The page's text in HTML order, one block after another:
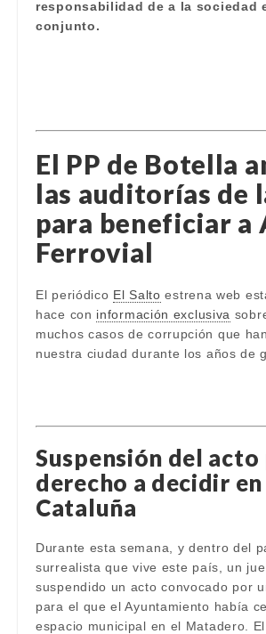
responsabilidad de a la sociedad
conjunto.
El PP de Botella
las auditorías de
para beneficiar a
Ferrovial
El periódico El Salto estrena web
hace con información exclusiva
muchos casos de corrupción que
nuestra ciudad durante los años de
Suspensión del
derecho a decidir en
Cataluña
Durante esta semana, y dentro del
surrealista que vive este país, un
suspendido un acto convocado por
para el que el Ayuntamiento había
espacio municipal en el Matadero.